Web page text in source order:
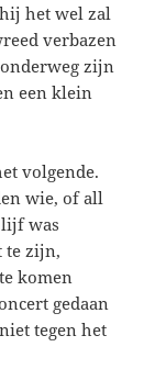
het wel zal
verbazen
zijn
een klein
volgende.
wie, of all
was
te zijn,
komen
gedaan
tegen het